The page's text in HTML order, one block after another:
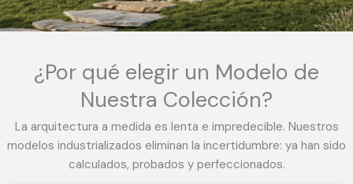
¿Por qué elegir un Modelo de
Nuestra Colección?
La arquitectura a medida es lenta e impredecible. Nuestros
modelos industrializados eliminan la incertidumbre: ya han sido
calculados, probados y perfeccionados.